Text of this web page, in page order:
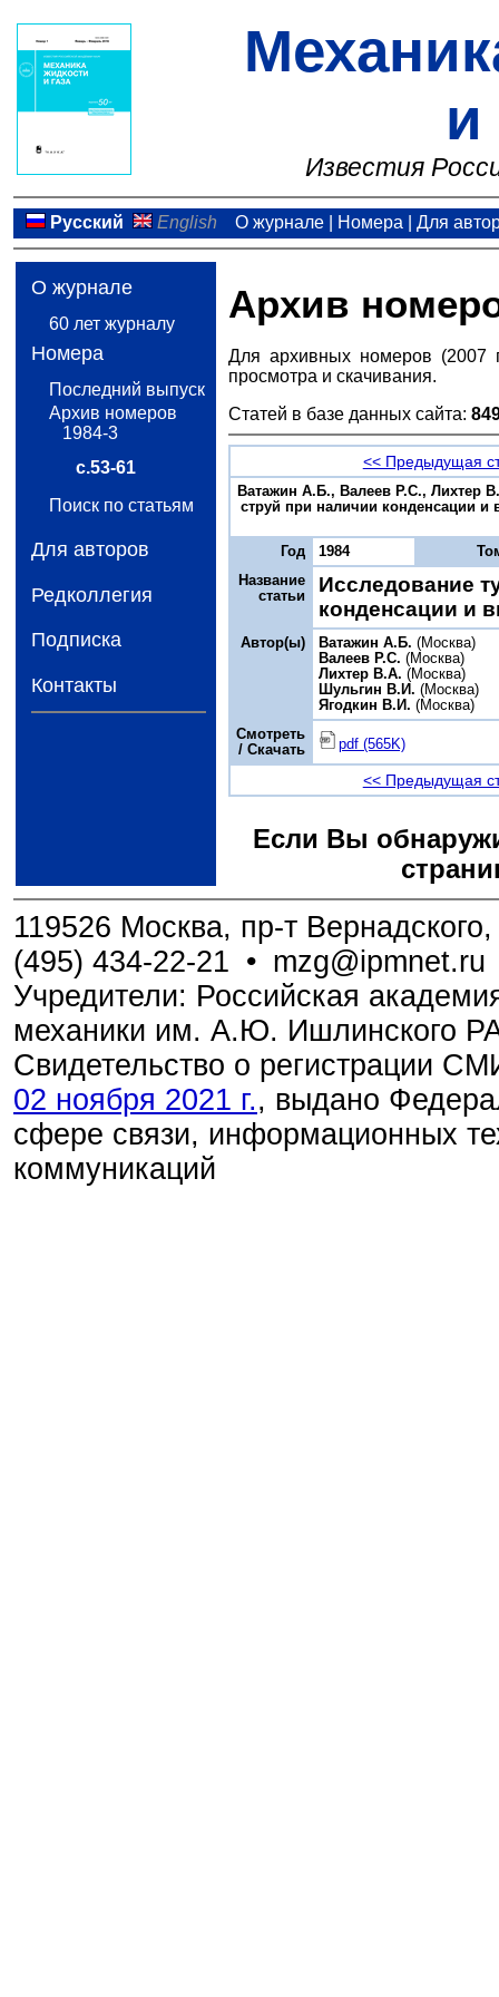
и
Известия
Русский English О журнале| Номера Для
О журнале
60 лет журналу
Номера
Последний выпуск
Архив номеров
1984-3
с.53-61
Поиск по статьям
Для авторов
Редколлегия
Подписка
Контакты
Архив
Для архивных номеров (2007
просмотра и скачивания.
Статей в базе данных сайта:
<< Предыдущая
Ватажин А.Б., Валеев Р.С., Лихтер
струй при наличии конденсации
Год 1984
Название
статьи
Исследование
конденсации и
Автор(ы) Ватажин А.Б. (Москва)
Валеев Р.С. (Москва)
Лихтер В.А. (Москва)
Шульгин В.И. (Москва)
Ягодкин В.И. (Москва)
Смотреть
/ Скачать
pdf (565K)
<< Предыдущая
Если Вы
119526 Москва, пр-т
(495) 434-22-21 • mzg@ipmnet.ru
Учредители: Российская
механики им. А.Ю. Ишлинского
Свидетельство о регистрации
02 ноября 2021 г., выдано
сфере связи, информационных
коммуникаций